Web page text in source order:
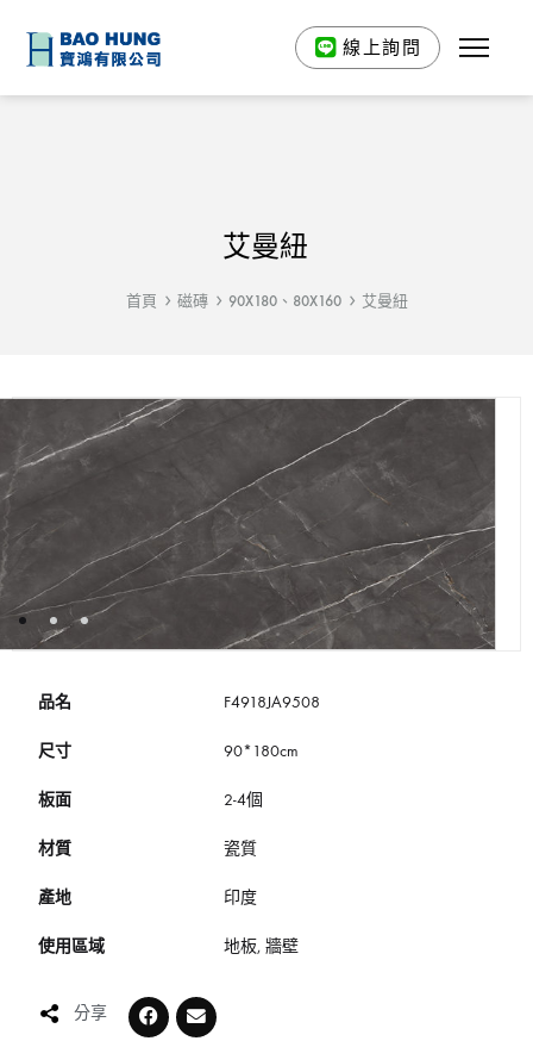
線上詢問
艾曼紐
首頁 磁磚 90X180、80X160 艾曼紐
品名 F4918JA9508
尺寸 90*180cm
板面 2-4個
材質 瓷質
產地 印度
使用區域 地板, 牆壁
分享